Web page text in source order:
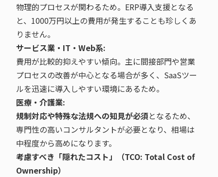
物理的プロセスが関わるため。ERP導入支援となる
と、1000万円以上の費用が発生することも珍しくあ
りません。
サービス業・IT・Web系:
費用が比較的抑えやすい傾向。主に間接部門や営業
プロセスの改善が中心となる場合が多く、SaaSツー
ルを迅速に導入しやすい環境にあるため。
医療・介護業:
規制対応や特殊な法規への知見が必須となるため、
専門性の高いコンサルタントが必要となり、相場は
中程度から高めになります。
考慮すべき「隠れたコスト」（TCO: Total Cost of
Ownership）